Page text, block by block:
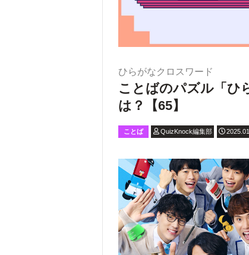
ひらがなクロスワード
ことばのパズル「ひ
は？【65】
ことば QuizKnock編集部